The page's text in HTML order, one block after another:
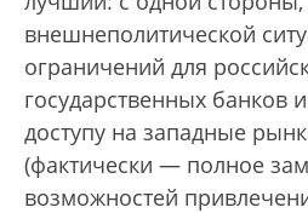
внешнеполитической
ограничений для
государственных банков
доступу на западные
(фактически — полное
возможностей